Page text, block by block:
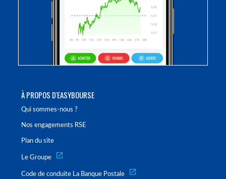
À PROPOS D'EASYBOURSE
Qui sommes-nous ?
Nos engagements RSE
Plan du site
Le Groupe
Code de conduite La Banque Postale